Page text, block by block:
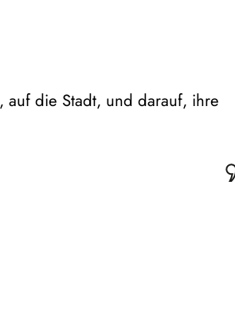
auf die Stadt, und darauf, ihre